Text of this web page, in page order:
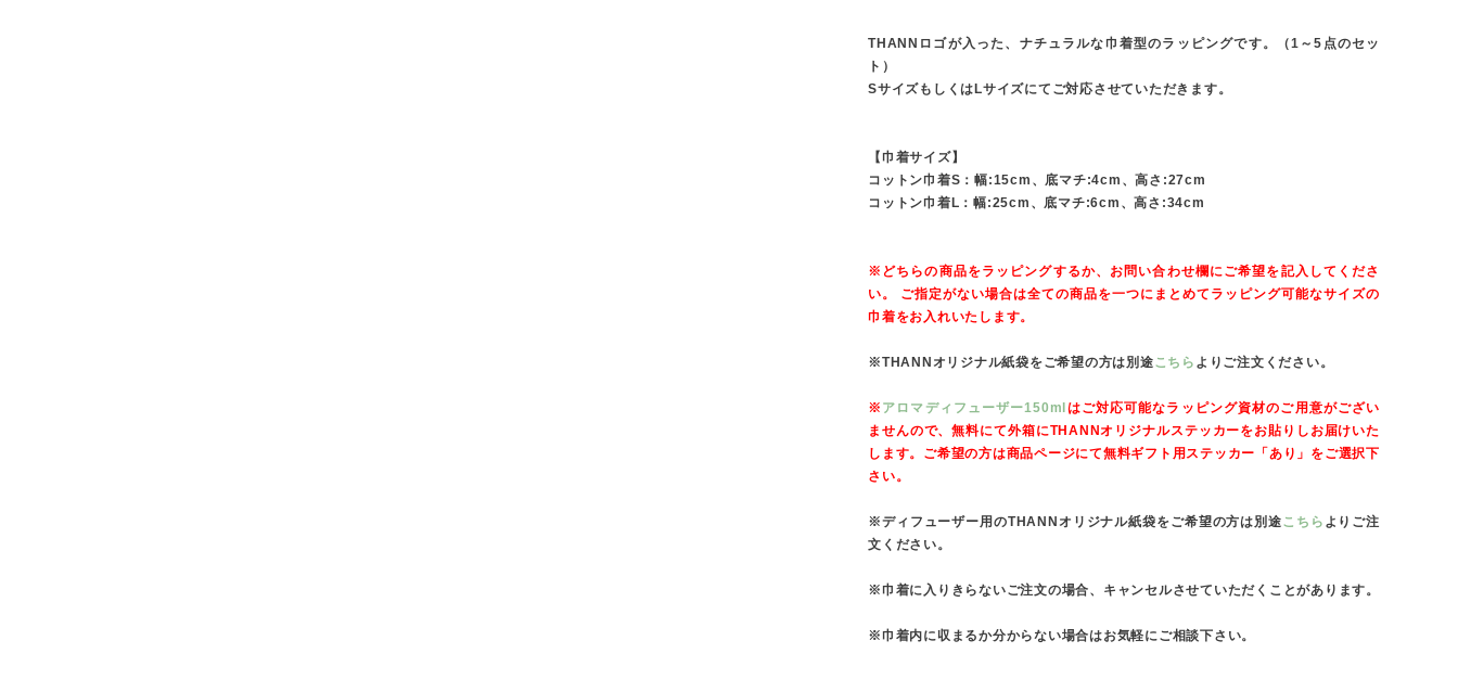
THANNロゴが入った、ナチュラルな巾着型のラッピングです。（1～5点のセッ
ト）
SサイズもしくはLサイズにてご対応させていただきます。
【巾着サイズ】
コットン巾着S：幅:15cm、底マチ:4cm、高さ:27cm
コットン巾着L：幅:25cm、底マチ:6cm、高さ:34cm
※どちらの商品をラッピングするか、お問い合わせ欄にご希望を記入してくださ
い。 ご指定がない場合は全ての商品を一つにまとめてラッピング可能なサイズの
巾着をお入れいたします。
※THANNオリジナル紙袋をご希望の方は別途こちら よりご注文ください。
※ アロマディフューザー150ml はご対応可能なラッピング資材のご用意がござい
ませんので、無料にて外箱にTHANNオリジナルステッカーをお貼りしお届けいた
します。ご希望の方は商品ページにて無料ギフト用ステッカー「あり」をご選択下
さい。
※ディフューザー用のTHANNオリジナル紙袋をご希望の方は別途こちら よりご注
文ください。
※巾着に入りきらないご注文の場合、キャンセルさせていただくことがあります。
※巾着内に収まるか分からない場合はお気軽にご相談下さい。